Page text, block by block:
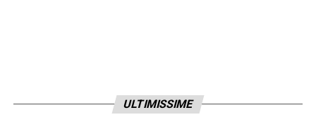
ULTIMISSIME